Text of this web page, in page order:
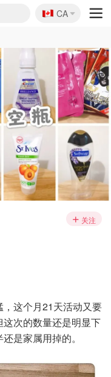
🇨🇦
CA
关注
这个月21天活动又要
次的数量还是明显下
是家属用掉的。